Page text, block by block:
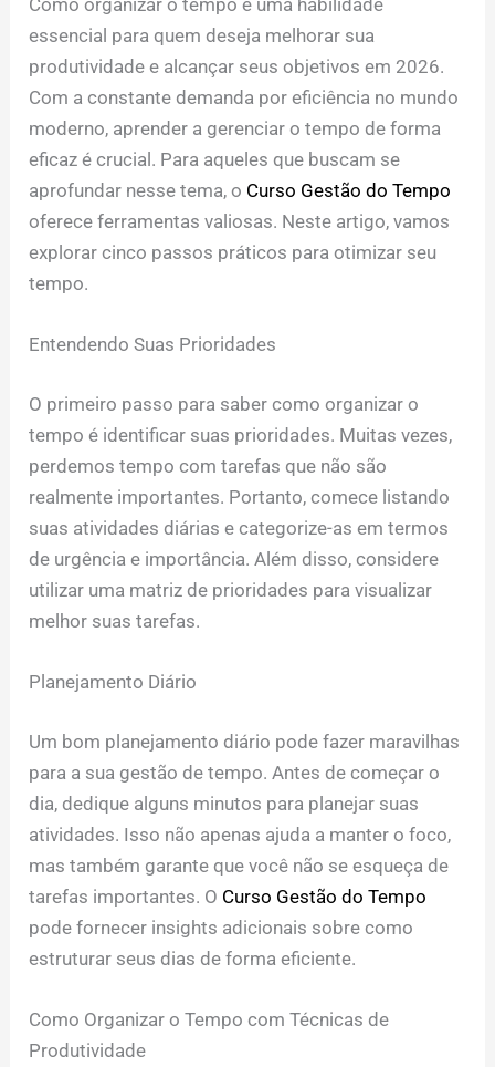
Como organizar o tempo é uma habilidade
essencial para quem deseja melhorar sua
produtividade e alcançar seus objetivos em 2026.
Com a constante demanda por eficiência no mundo
moderno, aprender a gerenciar o tempo de forma
eficaz é crucial. Para aqueles que buscam se
aprofundar nesse tema, o Curso Gestão do Tempo
oferece ferramentas valiosas. Neste artigo, vamos
explorar cinco passos práticos para otimizar seu
tempo.
Entendendo Suas Prioridades
O primeiro passo para saber como organizar o
tempo é identificar suas prioridades. Muitas vezes,
perdemos tempo com tarefas que não são
realmente importantes. Portanto, comece listando
suas atividades diárias e categorize-as em termos
de urgência e importância. Além disso, considere
utilizar uma matriz de prioridades para visualizar
melhor suas tarefas.
Planejamento Diário
Um bom planejamento diário pode fazer maravilhas
para a sua gestão de tempo. Antes de começar o
dia, dedique alguns minutos para planejar suas
atividades. Isso não apenas ajuda a manter o foco,
mas também garante que você não se esqueça de
tarefas importantes. O Curso Gestão do Tempo
pode fornecer insights adicionais sobre como
estruturar seus dias de forma eficiente.
Como Organizar o Tempo com Técnicas de
Produtividade